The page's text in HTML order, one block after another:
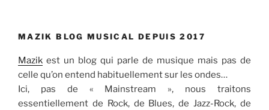
MAZIK BLOG MUSICAL DEPUIS 2017
Mazik est un blog qui parle de musique mais pas de
celle qu’on entend habituellement sur les ondes…
Ici, pas de « Mainstream », nous traitons
essentiellement de Rock, de Blues, de Jazz-Rock, de